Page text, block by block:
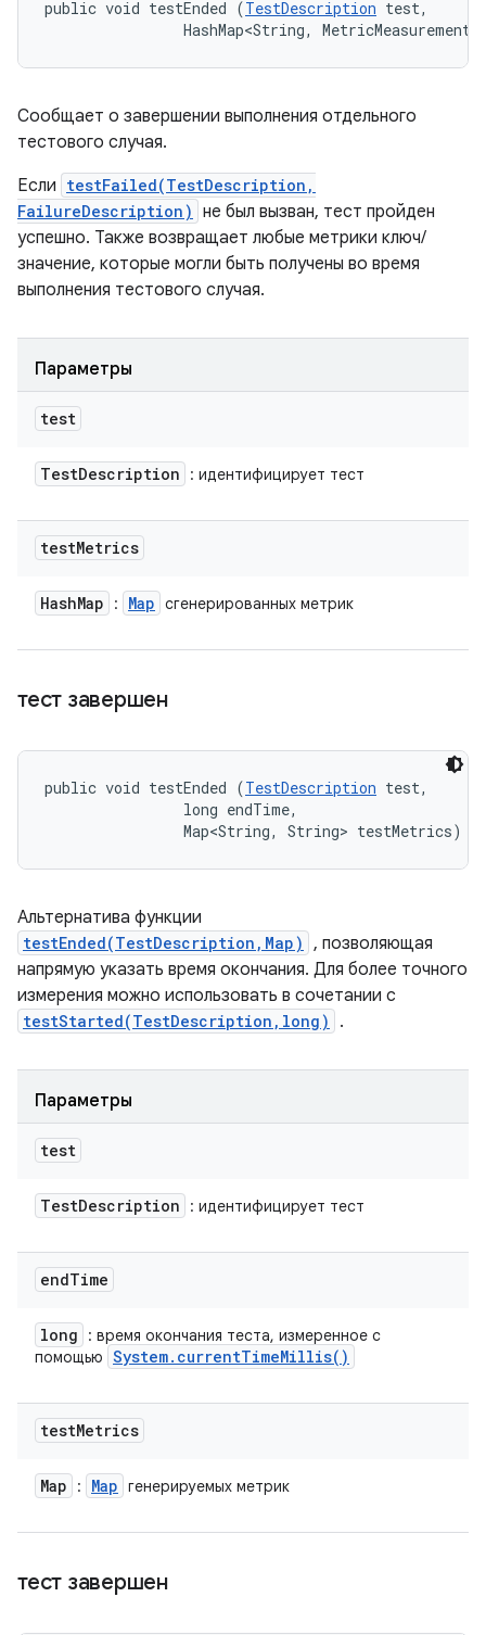
public void testEnded (TestDescription test,
HashMap<String,
Сообщает о завершении выполнения отдельного
тестового случая.
Если testFailed(TestDescription,
FailureDescription) не был вызван, тест пройден
успешно. Также возвращает любые метрики ключ/
значение, которые могли быть получены во время
выполнения тестового случая.
Параметры
test
TestDescription : идентифицирует тест
testMetrics
HashMap : Map сгенерированных метрик
тест завершен
public void testEnded (TestDescription test,
                long endTime,
                Map<String, String> testMetrics)
Альтернатива функции
testEnded(TestDescription,Map) , позволяющая
напрямую указать время окончания. Для более точного
измерения можно использовать в сочетании с
testStarted(TestDescription,long) .
Параметры
test
TestDescription : идентифицирует тест
endTime
long
: время окончания теста, измеренное с
помощью System. currentTimeMillis( )
testMetrics
Map : Map генерируемых метрик
тест завершен